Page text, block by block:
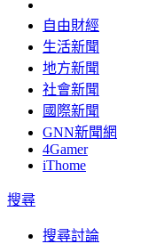
自由財經
生活新聞
地方新聞
社會新聞
國際新聞
GNN新聞網
4Gamer
iThome
搜尋
搜尋討論